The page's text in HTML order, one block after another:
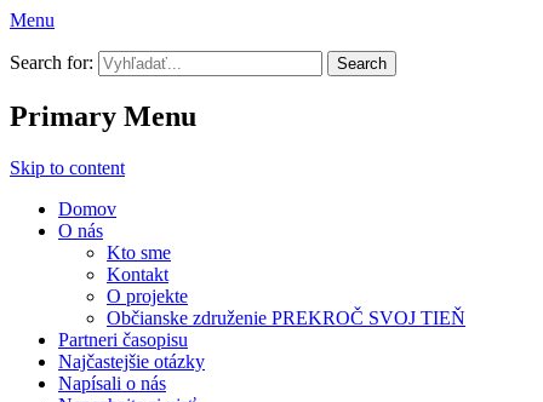
Menu
Prekroč svoj tieň
Search for:
Primary Menu
Skip to content
Domov
O nás
Kto sme
Kontakt
O projekte
Občianske združenie PREKROČ SVOJ TIEŇ
Partneri časopisu
Najčastejšie otázky
Napísali o nás